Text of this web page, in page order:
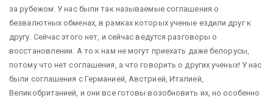
за рубежом. У нас были так называемые соглашения о
безвалютных обменах, в рамках которых ученые ездили друг к
другу. Сейчас этого нет, и сейчас ведутся разговоры о
восстановлении. А то к нам не могут приехать даже белорусы,
потому что нет соглашения, а что говорить о других ученых! У нас
были соглашения с Германией, Австрией, Италией,
Великобританией, и они все готовы возобновить их, но особенно